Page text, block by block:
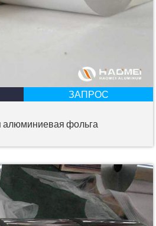
ЗАПРОС
алюминиевая фольга